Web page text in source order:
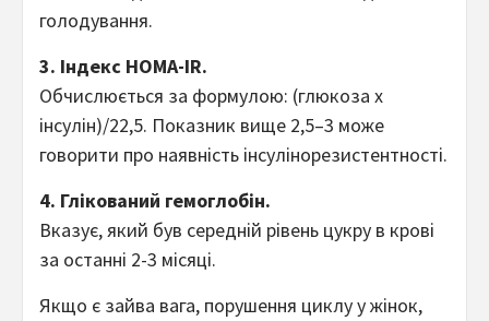
голодування.
3. Індекс HOMA-IR.
Обчислюється за формулою: (глюкоза х
інсулін)/22,5. Показник вище 2,5–3 може
говорити про наявність інсулінорезистентності.
4. Глікований гемоглобін.
Вказує, який був середній рівень цукру в крові
за останні 2-3 місяці.
Якщо є зайва вага, порушення циклу у жінок,